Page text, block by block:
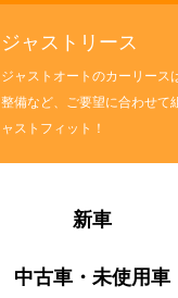
ジャストリース
ジャストオートのカーリース
整備など、ご要望に合わせて
ャストフィット！
新車
中古車・未使用車